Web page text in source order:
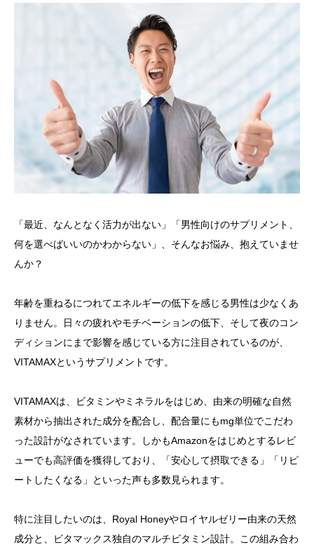
「最近、なんとなく活力が出ない」「男性向けのサプリメント、
何を選べばいいのかわからない」、そんなお悩み、抱えていませ
んか？
年齢を重ねるにつれてエネルギーの低下を感じる男性は少なくあ
りません。日々の疲れやモチベーションの低下、そして夜のコン
ディションにまで影響を感じている方に注目されているのが、
VITAMAXというサプリメントです。
VITAMAXは、ビタミンやミネラルをはじめ、由来の明確な自然
素材から抽出された成分を配合し、配合量にもmg単位でこだわ
った設計がなされています。しかもAmazonをはじめとするレビ
ューでも高評価を獲得しており、「安心して摂取できる」「リピ
ートしたくなる」といった声も多数見られます。
特に注目したいのは、Royal Honeyやロイヤルゼリー由来の天然
成分と、ビタマックス独自のマルチビタミン設計。この組み合わ